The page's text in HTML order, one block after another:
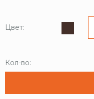
Цвет:
Кол-во: